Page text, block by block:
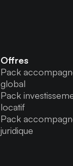
Offres
Pack
global
Pack
locatif
Pack
juridique